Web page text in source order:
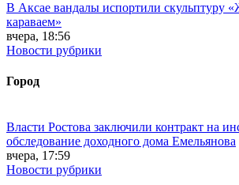
В Аксае вандалы испортили скульптуру
караваем»
вчера, 18:56
Новости рубрики
Город
Власти Ростова заключили контракт на
обследование доходного дома Емельянова
вчера, 17:59
Новости рубрики